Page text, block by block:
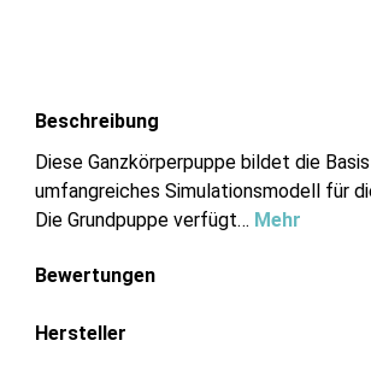
Beschreibung
Diese Ganzkörperpuppe bildet die
umfangreiches Simulationsmodell für
Die Grundpuppe verfügt… Mehr
Bewertungen
Hersteller